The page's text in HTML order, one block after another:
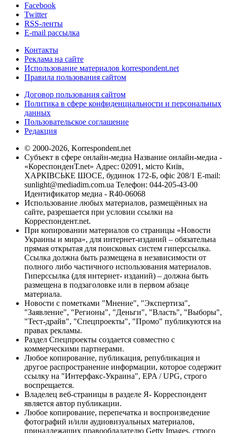
Facebook
Twitter
RSS-ленты
E-mail рассылка
Контакты
Реклама на сайте
Использование материалов korrespondent.net
Правила пользования сайтом
Договор пользования сайтом
Политика в сфере конфиденциальности и персональных
данных
Пользовательское соглашение
Редакция
© 2000-2026, Korrespondent.net
Субъект в сфере онлайн-медиа Название онлайн-медиа -
«КореспонденТ.net» Адрес: 02091, місто Київ,
ХАРКІВСЬКЕ ШОСЕ, будинок 172-Б, офіс 208/1 E-mail:
sunlight@mediadim.com.ua Телефон: 044-205-43-00
Идентификатор медиа - R40-06068
Использование любых материалов, размещённых на
сайте, разрешается при условии ссылки на
Корреспондент.net.
При копировании материалов со страницы «Новости
Украины и мира», для интернет-изданий – обязательна
прямая открытая для поисковых систем гиперссылка.
Ссылка должна быть размещена в независимости от
полного либо частичного использования материалов.
Гиперссылка (для интернет- изданий) – должна быть
размещена в подзаголовке или в первом абзаце
материала.
Новости с пометками "Мнение", "Экспертиза",
"Заявление", "Регионы", "Деньги", "Власть", "Выборы",
"Тест-драйв", "Спецпроекты", "Промо" публикуются на
правах рекламы.
Раздел Спецпроекты создается совместно с
коммерческими партнерами.
Любое копирование, публикация, републикация и
другое распространение информации, которое содержит
ссылку на "Интерфакс-Украина", EPA / UPG, строго
воспрещается.
Владелец веб-страницы в разделе Я- Корреспондент
является автор публикации.
Любое копирование, перепечатка и воспроизведение
фотографий и/или аудиовизуальных материалов,
принадлежащих правообладателю Getty Images, строго